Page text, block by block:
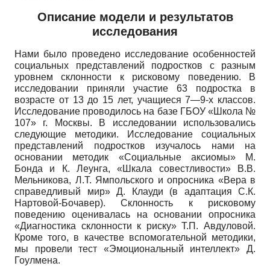
Описание модели и результатов
исследования
Нами было проведено исследование особенностей
социальных представлений подростков с разным
уровнем склонности к рисковому поведению. В
исследовании приняли участие 63 подростка в
возрасте от 13 до 15 лет, учащиеся 7—9-х классов.
Исследование проводилось на базе ГБОУ «Школа №
107» г. Москвы. В исследовании использовались
следующие методики. Исследование социальных
представлений подростков изучалось нами на
основании методик «Социальные аксиомы» М.
Бонда и К. Леунга, «Шкала совестливости» В.В.
Мельникова, Л.Т. Ямполь­ского и опросника «Вера в
справедливый мир» Д. Клауди (в адаптация С.К.
Нартовой-Бочавер). Склонность к рисковому
поведению оценивалась на основании опросника
«Диагностика склонности к риску» Т.П. Авдуловой.
Кроме того, в качестве вспомогательной методики,
мы провели тест «Эмоциональный интеллект» Д.
Гоулмена.